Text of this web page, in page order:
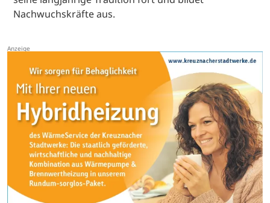
Nachwuchskräfte aus.